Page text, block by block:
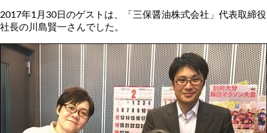
2017年1月30日のゲストは、「三保醤油株式会社」代表取締役
社長の川島賢一さんでした。